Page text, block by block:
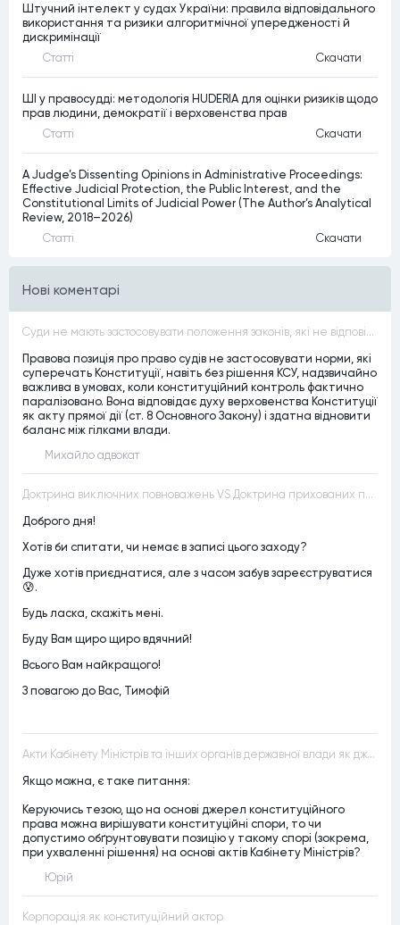
Штучний інтелект у судах України: правила відповідального
використання та ризики алгоритмічної упередженості й
дискримінації
Статтi Скачати
ШІ у правосудді: методологія HUDERIA для оцінки ризиків щодо
прав людини, демократії і верховенства прав
Статтi Скачати
A Judge’s Dissenting Opinions in Administrative Proceedings:
Effective Judicial Protection, the Public Interest, and the
Constitutional Limits of Judicial Power (The Author’s Analytical
Review, 2018–2026)
Статтi Скачати
Нові коментарі
Суди не мають застосовувати положення законів, які не відповідають Конституції, незалежно від того, чи визнавалися вони Конституційним Судом України неконституційними, тобто закони, що суперечать Конституції України не можуть застосовуватися навіть у випадках, коли вони є чинними
Правова позиція про право судів не застосовувати норми, які
суперечать Конституції, навіть без рішення КСУ, надзвичайно
важлива в умовах, коли конституційний контроль фактично
паралізовано. Вона відповідає духу верховенства Конституції
як акту прямої дії (ст. 8 Основного Закону) і здатна відновити
баланс між гілками влади.
Михайло адвокат
Доктрина виключних повноважень VS Доктрина прихованих повноважень
Доброго дня!
Хотів би спитати, чи немає в записі цього заходу?
Дуже хотів приєднатися, але з часом забув зареєструватися
😰.
Будь ласка, скажіть мені.
Буду Вам щиро щиро вдячний!
Всього Вам найкращого!
З повагою до Вас, Тимофій
Акти Кабінету Міністрів та інших органів державної влади як джерела конституційного права
Якщо можна, є таке питання:
Керуючись тезою, що на основі джерел конституційного
права можна вирішувати конституційні спори, то чи
допустимо обґрунтовувати позицію у такому спорі (зокрема,
при ухваленні рішення) на основі актів Кабінету Міністрів?
Юрій
Корпорація як конституційний актор